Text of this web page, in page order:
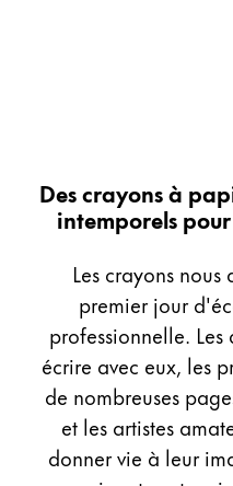
Accessoires et pièces
Recharges
Encres / effaceurs
Pièces de rechange
Taille de plume
Étuis
Carnets
Des crayons à
intemporels
Les crayons
premier jour
professionnelle.
écrire avec eux, les
de nombreuses
et les artistes
donner vie à leur